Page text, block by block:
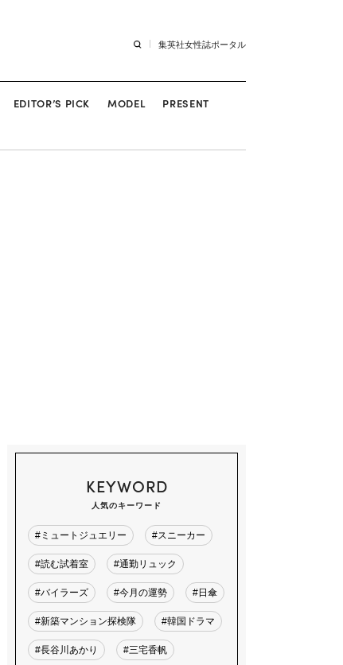
集英社女性誌ポータル
EDITOR’S PICK MODEL
PRESENT
KEYWORD
人気のキーワード
#ミュートジュエリー #スニーカー
#読む試着室 #通勤リュック
#バイラーズ #今月の運勢 #日傘
#新築マンション探検隊 #韓国ドラマ
#長谷川あかり #三宅香帆